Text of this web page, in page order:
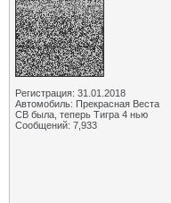
Регистрация: 31.01.2018
Автомобиль: Прекрасная Веста
СВ была, теперь Тигра 4 нью
Сообщений: 7,933